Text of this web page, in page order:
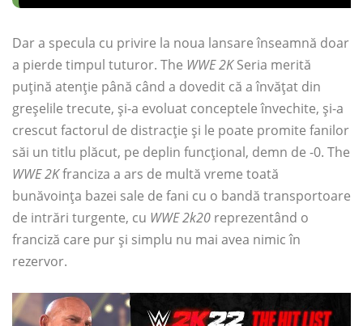
Dar a specula cu privire la noua lansare înseamnă doar
a pierde timpul tuturor. The WWE 2KSeria merită
puțină atenție până când a dovedit că a învățat din
greșelile trecute, și-a evoluat conceptele învechite, și-a
crescut factorul de distracție și le poate promite fanilor
săi un titlu plăcut, pe deplin funcțional, demn de -0. The
WWE 2Kfranciza a ars de multă vreme toată
bunăvoința bazei sale de fani cu o bandă transportoare
de intrări turgente, cu WWE 2k20 reprezentând o
franciză care pur și simplu nu mai avea nimic în
rezervor.